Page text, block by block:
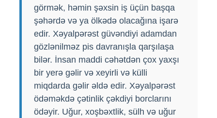
görmək, həmin şəxsin iş üçün başqa
şəhərdə və ya ölkədə olacağına işarə
edir. Xəyalpərəst güvəndiyi adamdan
gözlənilməz pis davranışla qarşılaşa
bilər. İnsan maddi cəhətdən çox yaxşı
bir yerə gəlir və xeyirli və külli
miqdarda gəlir əldə edir. Xəyalpərəst
ödəməkdə çətinlik çəkdiyi borclarını
ödəyir. Uğur, xoşbəxtlik, sülh və uğur